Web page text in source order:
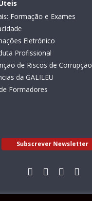
Formação e Exames
Eletrónico
Profissional
de Riscos de Corrupção
da GALILEU
Formadores
Subscrever Newsletter